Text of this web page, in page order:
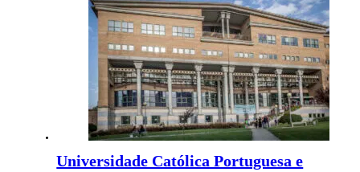
Universidade Católica Portuguesa e